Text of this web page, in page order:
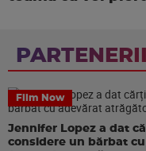
Film Now
Jennifer Lopez a dat
considere un bărbat